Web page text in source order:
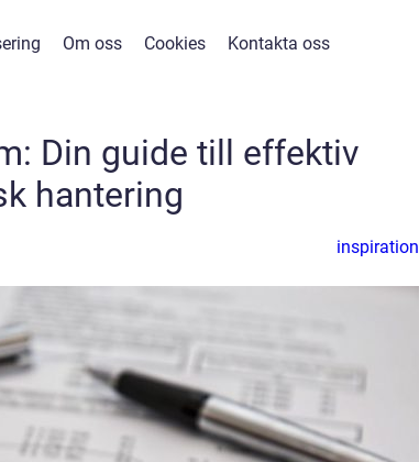
Om oss Cookies Kontakta oss
Din guide till effektiv
hantering
inspiration